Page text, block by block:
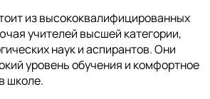
из высококвалифицированных
учителей высшей категории,
наук и аспирантов. Они
уровень обучения и комфортное
школе.